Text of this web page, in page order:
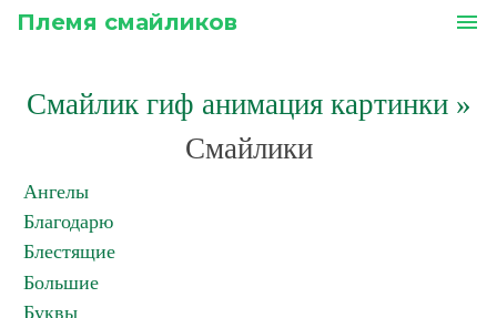
Племя смайликов menu
Смайлик гиф анимация картинки»
Смайлики
Ангелы
Благодарю
Блестящие
Большие
Буквы